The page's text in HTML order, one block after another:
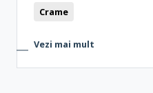
Crame
Vezi mai mult